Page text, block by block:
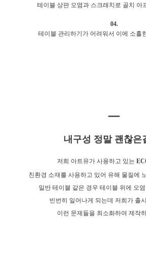
테이블 상판 오염과 스크래치로 골치 아
04.
테이블 관리하기가 어려워서 이에 소홀
내구성 정말 괜찮은
저희 아트유가 사용하고 있는
친환경 소재를 사용하고 있어 유해 물질에
일반 테이블 같은 경우 테이블 위에 오
빈번히 일어나게 되는데 저희가 출
이런 문제들을 최소화하여 제작